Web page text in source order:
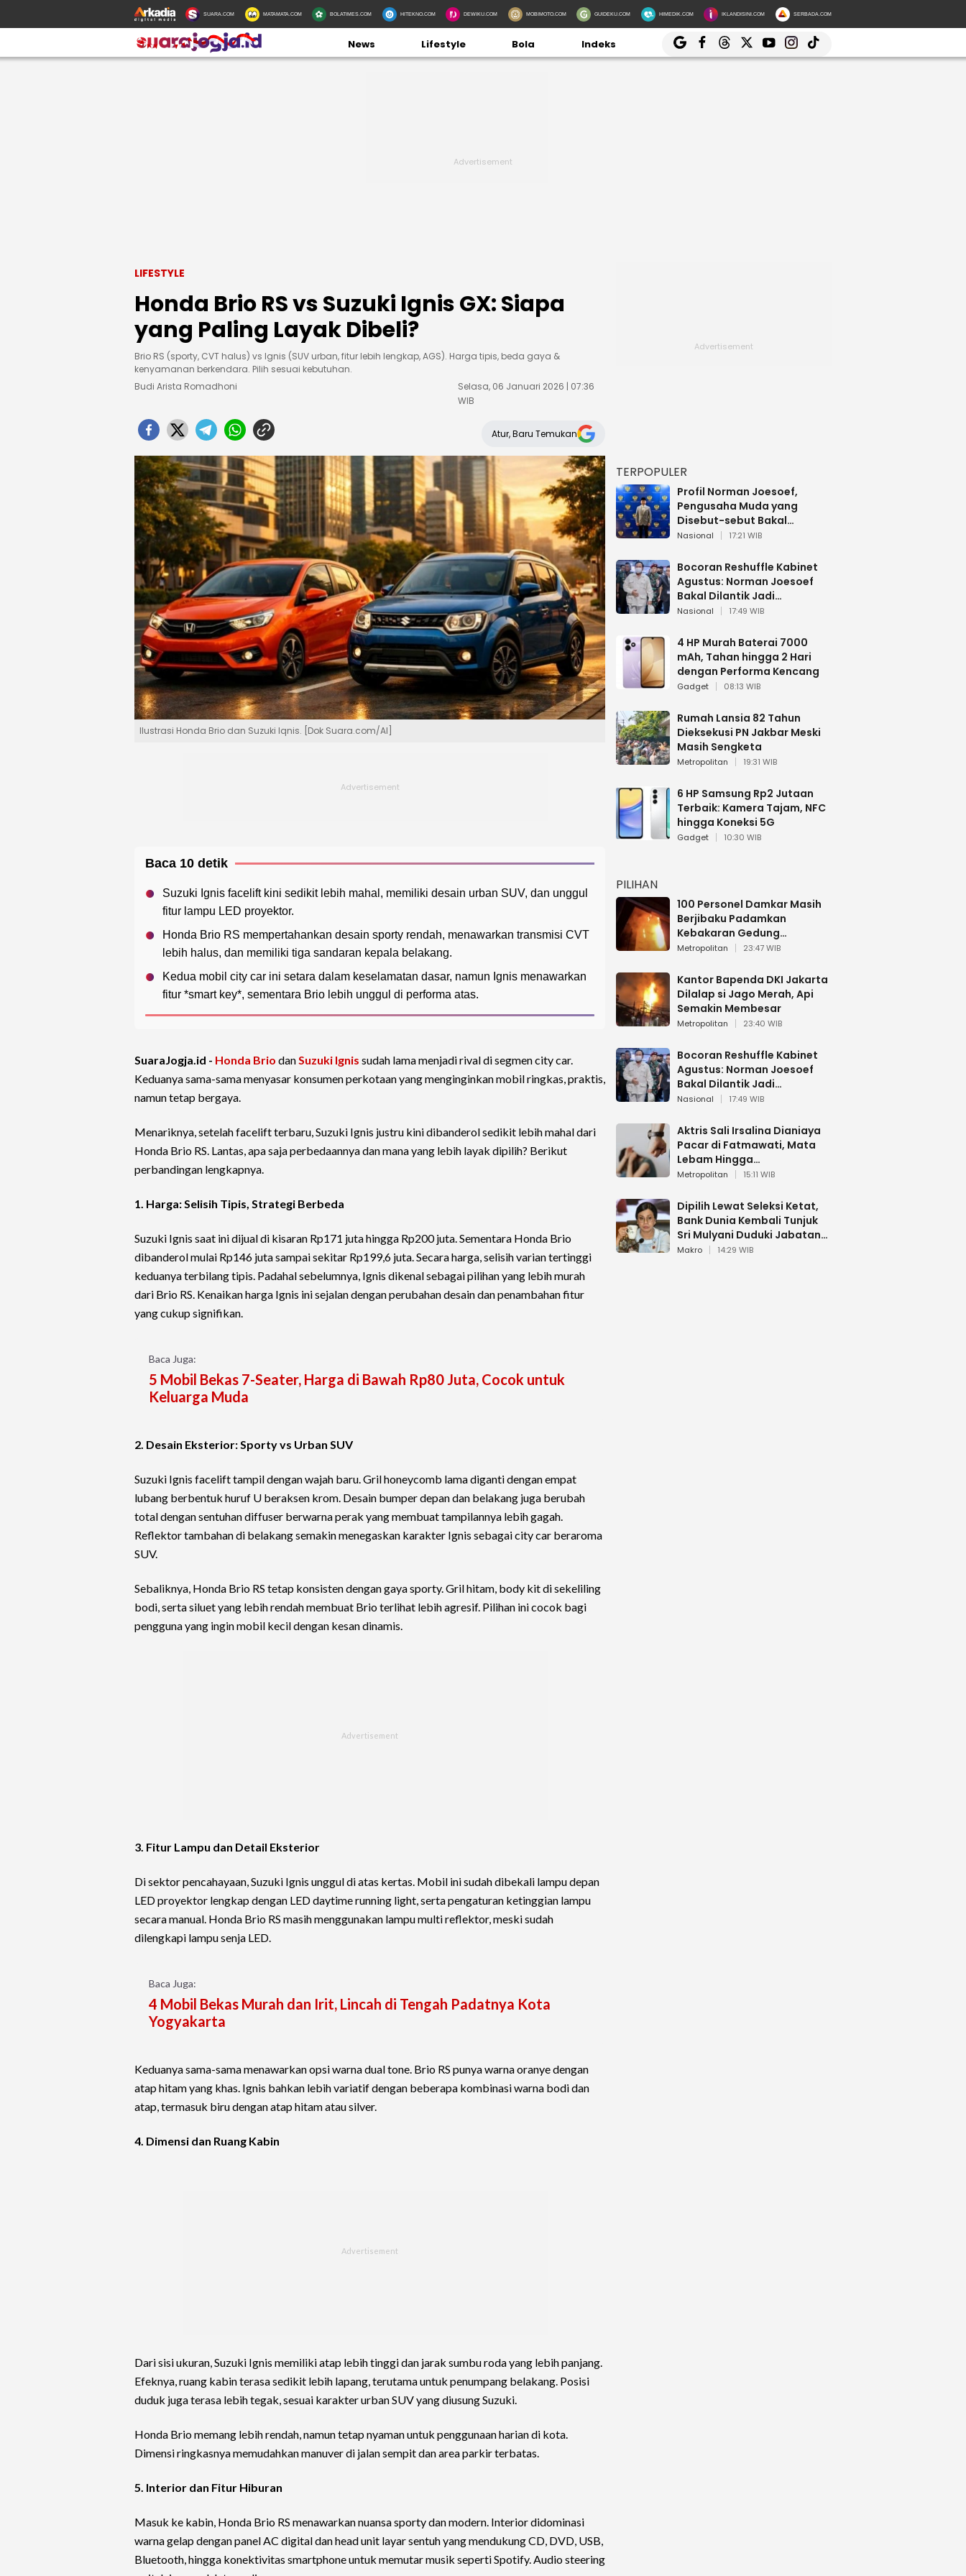
SUARA.COM MATAMATA.COM BOLATIMES.COM HITEKNO.COM DEWIKU.COM MOBIMOTO.COM GUIDEKU.COM HIMEDIK.COM IKLANDISINI.COM SERBADA.COM
News Lifestyle Bola Indeks
LIFESTYLE
Honda Brio RS vs Suzuki Ignis GX: Siapa
yang Paling Layak Dibeli?
Brio RS (sporty, CVT halus) vs Ignis (SUV urban, fitur lebih lengkap, AGS). Harga tipis, beda gaya &
kenyamanan berkendara. Pilih sesuai kebutuhan.
Budi Arista Romadhoni
Selasa, 06 Januari 2026 | 07:36
WIB
Atur, Baru Temukan
Ilustrasi Honda Brio dan Suzuki Iqnis. [Dok Suara.com/AI]
Baca 10 detik
Suzuki Ignis facelift kini sedikit lebih mahal, memiliki desain urban SUV, dan unggul
fitur lampu LED proyektor.
Honda Brio RS mempertahankan desain sporty rendah, menawarkan transmisi CVT
lebih halus, dan memiliki tiga sandaran kepala belakang.
Kedua mobil city car ini setara dalam keselamatan dasar, namun Ignis menawarkan
fitur *smart key*, sementara Brio lebih unggul di performa atas.
SuaraJogja.id - Honda Brio danSuzuki Ignis sudah lama menjadi rival di segmen city car.
Keduanya sama-sama menyasar konsumen perkotaan yang menginginkan mobil ringkas, praktis,
namun tetap bergaya.
Menariknya, setelah facelift terbaru, Suzuki Ignis justru kini dibanderol sedikit lebih mahal dari
Honda Brio RS. Lantas, apa saja perbedaannya dan mana yang lebih layak dipilih? Berikut
perbandingan lengkapnya.
1. Harga: Selisih Tipis, Strategi Berbeda
Suzuki Ignis saat ini dijual di kisaran Rp171 juta hingga Rp200 juta. Sementara Honda Brio
dibanderol mulai Rp146 juta sampai sekitar Rp199,6 juta. Secara harga, selisih varian tertinggi
keduanya terbilang tipis. Padahal sebelumnya, Ignis dikenal sebagai pilihan yang lebih murah
dari Brio RS. Kenaikan harga Ignis ini sejalan dengan perubahan desain dan penambahan fitur
yang cukup signifikan.
Baca Juga:
5 Mobil Bekas 7-Seater, Harga di Bawah Rp80 Juta, Cocok untuk
Keluarga Muda
2. Desain Eksterior: Sporty vs Urban SUV
Suzuki Ignis facelift tampil dengan wajah baru. Gril honeycomb lama diganti dengan empat
lubang berbentuk huruf U beraksen krom. Desain bumper depan dan belakang juga berubah
total dengan sentuhan diffuser berwarna perak yang membuat tampilannya lebih gagah.
Reflektor tambahan di belakang semakin menegaskan karakter Ignis sebagai city car beraroma
SUV.
Sebaliknya, Honda Brio RS tetap konsisten dengan gaya sporty. Gril hitam, body kit di sekeliling
bodi, serta siluet yang lebih rendah membuat Brio terlihat lebih agresif. Pilihan ini cocok bagi
pengguna yang ingin mobil kecil dengan kesan dinamis.
3. Fitur Lampu dan Detail Eksterior
Di sektor pencahayaan, Suzuki Ignis unggul di atas kertas. Mobil ini sudah dibekali lampu depan
LED proyektor lengkap dengan LED daytime running light, serta pengaturan ketinggian lampu
secara manual. Honda Brio RS masih menggunakan lampu multi reflektor, meski sudah
dilengkapi lampu senja LED.
Baca Juga:
4 Mobil Bekas Murah dan Irit, Lincah di Tengah Padatnya Kota
Yogyakarta
Keduanya sama-sama menawarkan opsi warna dual tone. Brio RS punya warna oranye dengan
atap hitam yang khas. Ignis bahkan lebih variatif dengan beberapa kombinasi warna bodi dan
atap, termasuk biru dengan atap hitam atau silver.
4. Dimensi dan Ruang Kabin
Dari sisi ukuran, Suzuki Ignis memiliki atap lebih tinggi dan jarak sumbu roda yang lebih panjang.
Efeknya, ruang kabin terasa sedikit lebih lapang, terutama untuk penumpang belakang. Posisi
duduk juga terasa lebih tegak, sesuai karakter urban SUV yang diusung Suzuki.
Honda Brio memang lebih rendah, namun tetap nyaman untuk penggunaan harian di kota.
Dimensi ringkasnya memudahkan manuver di jalan sempit dan area parkir terbatas.
5. Interior dan Fitur Hiburan
Masuk ke kabin, Honda Brio RS menawarkan nuansa sporty dan modern. Interior didominasi
warna gelap dengan panel AC digital dan head unit layar sentuh yang mendukung CD, DVD, USB,
Bluetooth, hingga konektivitas smartphone untuk memutar musik seperti Spotify. Audio steering
TERPOPULER
Profil Norman Joesoef,
Pengusaha Muda yang
Disebut-sebut Bakal
Dilantik Jadi Wamenhan RI
Nasional 17:21 WIB
Bocoran Reshuffle Kabinet
Agustus: Norman Joesoef
Bakal Dilantik Jadi
Wamenhan RI
Nasional 17:49 WIB
4 HP Murah Baterai 7000
mAh, Tahan hingga 2 Hari
dengan Performa Kencang
Gadget 08:13 WIB
Rumah Lansia 82 Tahun
Dieksekusi PN Jakbar Meski
Masih Sengketa
Metropolitan 19:31 WIB
6 HP Samsung Rp2 Jutaan
Terbaik: Kamera Tajam, NFC
hingga Koneksi 5G
Gadget 10:30 WIB
PILIHAN
100 Personel Damkar Masih
Berjibaku Padamkan
Kebakaran Gedung
Bapenda DKI
Metropolitan 23:47 WIB
Kantor Bapenda DKI Jakarta
Dilalap si Jago Merah, Api
Semakin Membesar
Metropolitan 23:40 WIB
Bocoran Reshuffle Kabinet
Agustus: Norman Joesoef
Bakal Dilantik Jadi
Wamenhan RI
Nasional 17:49 WIB
Aktris Sali Irsalina Dianiaya
Pacar di Fatmawati, Mata
Lebam Hingga
Diselamatkan Polantas
Metropolitan 15:11 WIB
Dipilih Lewat Seleksi Ketat,
Bank Dunia Kembali Tunjuk
Sri Mulyani Duduki Jabatan
Strategis
Makro 14:29 WIB